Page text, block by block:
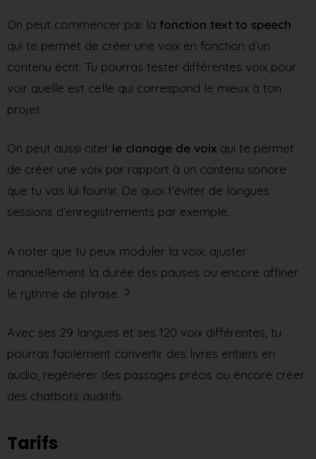
On peut commencer par la fonction text to speech
qui te permet de créer une voix en fonction d’un
contenu écrit. Tu pourras tester différentes voix pour
voir quelle est celle qui correspond le mieux à ton
projet.
On peut aussi citer le clonage de voix qui te permet
de créer une voix par rapport à un contenu sonore
que tu vas lui fournir. De quoi t’éviter de longues
sessions d’enregistrements par exemple.
A noter que tu peux moduler la voix, ajuster
manuellement la durée des pauses ou encore affiner
le rythme de phrase. ?
Avec ses 29 langues et ses 120 voix différentes, tu
pourras facilement convertir des livres entiers en
audio, regénérer des passages précis ou encore créer
des chatbots auditifs.
Tarifs